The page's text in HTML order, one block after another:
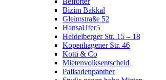
Bizim Bakkal
Gleimstraße 52
HansaUfer5
Heidelberger Str. 15 – 18
Kopenhagener Str. 46
Kotti & Co
Mietenvolksentscheid
Palisadenpanther